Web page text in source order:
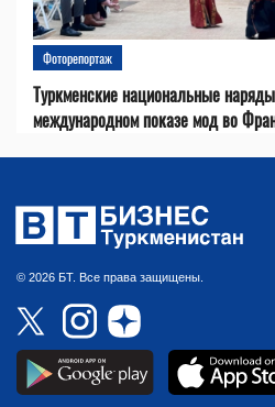
Фоторепортаж
Туркменские национальные
международном показе мод во
© 2026 БТ. Все права защищены.